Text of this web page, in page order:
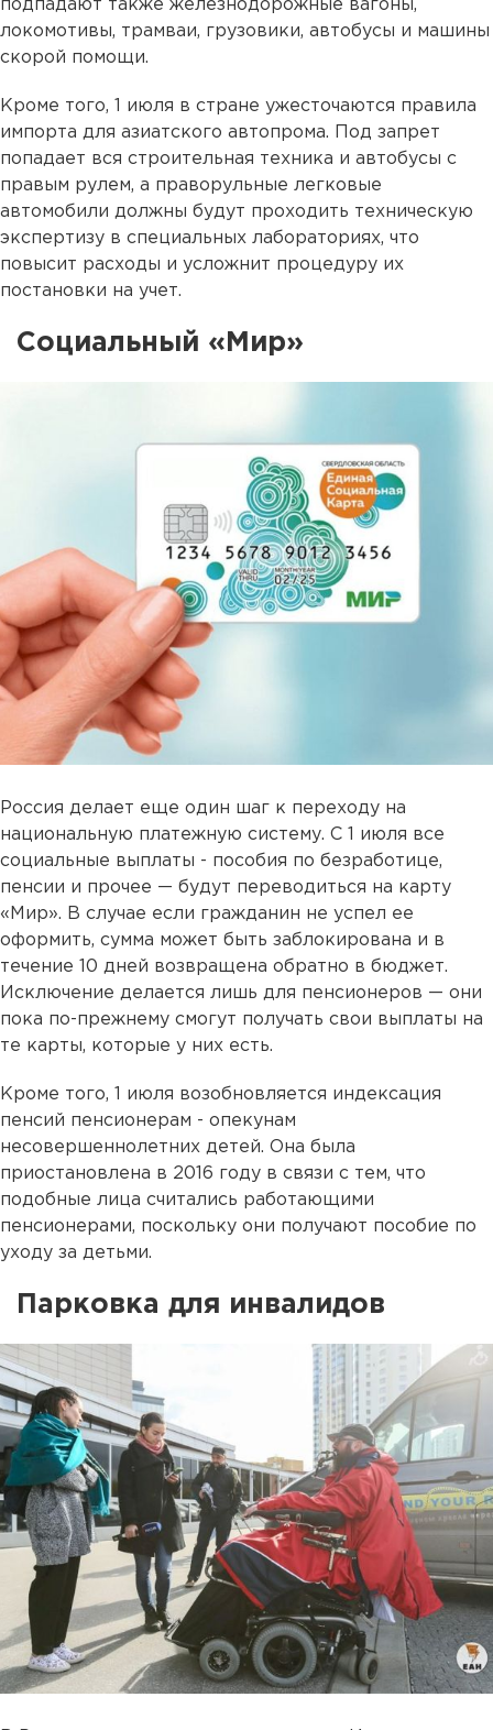
подпадают также железнодорожные вагоны,
локомотивы, трамваи, грузовики, автобусы и машины
скорой помощи.
Кроме того, 1 июля в стране ужесточаются правила
импорта для азиатского автопрома. Под запрет
попадает вся строительная техника и автобусы с
правым рулем, а праворульные легковые
автомобили должны будут проходить техническую
экспертизу в специальных лабораториях, что
повысит расходы и усложнит процедуру их
постановки на учет.
Социальный «Мир»
Россия делает еще один шаг к переходу на
национальную платежную систему. С 1 июля все
социальные выплаты - пособия по безработице,
пенсии и прочее — будут переводиться на карту
«Мир». В случае если гражданин не успел ее
оформить, сумма может быть заблокирована и в
течение 10 дней возвращена обратно в бюджет.
Исключение делается лишь для пенсионеров — они
пока по-прежнему смогут получать свои выплаты на
те карты, которые у них есть.
Кроме того, 1 июля возобновляется индексация
пенсий пенсионерам - опекунам
несовершеннолетних детей. Она была
приостановлена в 2016 году в связи с тем, что
подобные лица считались работающими
пенсионерами, поскольку они получают пособие по
уходу за детьми.
Парковка для инвалидов